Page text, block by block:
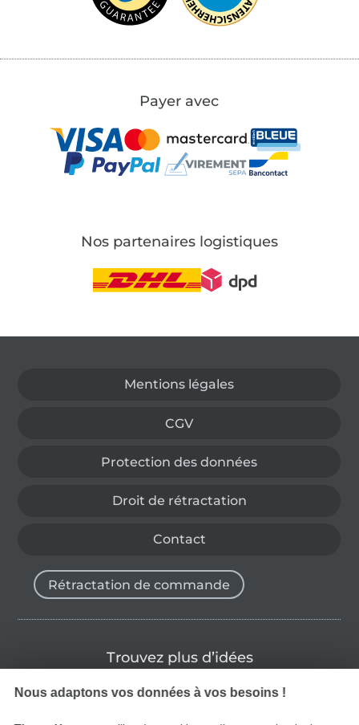
Payer avec
Nos partenaires logistiques
Mentions légales
CGV
Protection des données
Droit de rétractation
Contact
Rétractation de commande
Trouvez plus d’idées
Nous adaptons vos données à vos besoins !